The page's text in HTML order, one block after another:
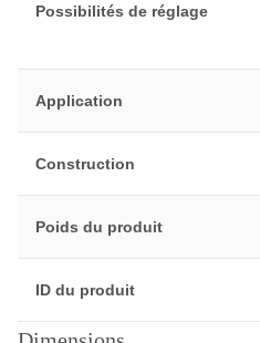
Possibilités de réglage
Application
Construction
Poids du produit
ID du produit